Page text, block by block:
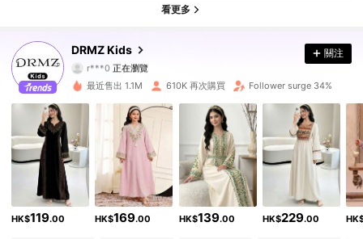
看更多
DRMZ Kids
r***0 正在瀏覽
4.89
179K 追蹤者
4.89 179K 追蹤者
4.89 179K 追蹤者
4.89 179K 追蹤者
4.89 179K 追蹤者
關注
最近售出 1.1M 610K 再次購買 Follower surge 34%
HK$119.00 HK$169.00 HK$139.00 HK$229.00